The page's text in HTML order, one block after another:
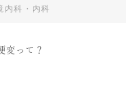
内科・内科
変って？